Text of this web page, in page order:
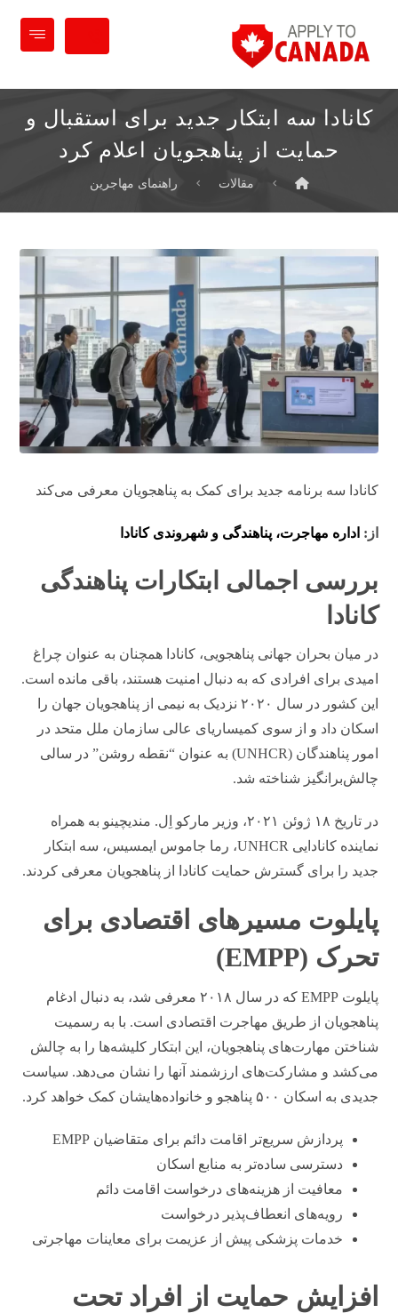
کانادا سه ابتکار جدید برای استقبال و
حمایت از پناهجویان اعلام کرد
مقالات راهنمای مهاجرین
کانادا سه برنامه جدید برای کمک به پناهجویان معرفی می‌کند
از: اداره مهاجرت، پناهندگی و شهروندی کانادا
بررسی اجمالی ابتکارات پناهندگی
کانادا
در میان بحران جهانی پناهجویی، کانادا همچنان به عنوان چراغ
امیدی برای افرادی که به دنبال امنیت هستند، باقی مانده است.
این کشور در سال ۲۰۲۰ نزدیک به نیمی از پناهجویان جهان را
اسکان داد و از سوی کمیساریای عالی سازمان ملل متحد در
امور پناهندگان (UNHCR) به عنوان “نقطه روشن” در سالی
چالش‌برانگیز شناخته شد.
در تاریخ ۱۸ ژوئن ۲۰۲۱، وزیر مارکو اِل. مندیچینو به همراه
نماینده کانادایی UNHCR، رما جاموس ایمسیس، سه ابتکار
جدید را برای گسترش حمایت کانادا از پناهجویان معرفی کردند.
پایلوت مسیرهای اقتصادی برای
تحرک (EMPP)
پایلوت EMPP که در سال ۲۰۱۸ معرفی شد، به دنبال ادغام
پناهجویان از طریق مهاجرت اقتصادی است. با به رسمیت
شناختن مهارت‌های پناهجویان، این ابتکار کلیشه‌ها را به چالش
می‌کشد و مشارکت‌های ارزشمند آنها را نشان می‌دهد. سیاست
جدیدی به اسکان ۵۰۰ پناهجو و خانواده‌هایشان کمک خواهد کرد.
پردازش سریع‌تر اقامت دائم برای متقاضیان EMPP
دسترسی ساده‌تر به منابع اسکان
معافیت از هزینه‌های درخواست اقامت دائم
رویه‌های انعطاف‌پذیر درخواست
خدمات پزشکی پیش از عزیمت برای معاینات مهاجرتی
افزایش حمایت از افراد تحت